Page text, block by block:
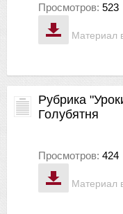
Материал
Просмотров: 523
Материал
Рубрика
Голубятня
Просмотров: 424